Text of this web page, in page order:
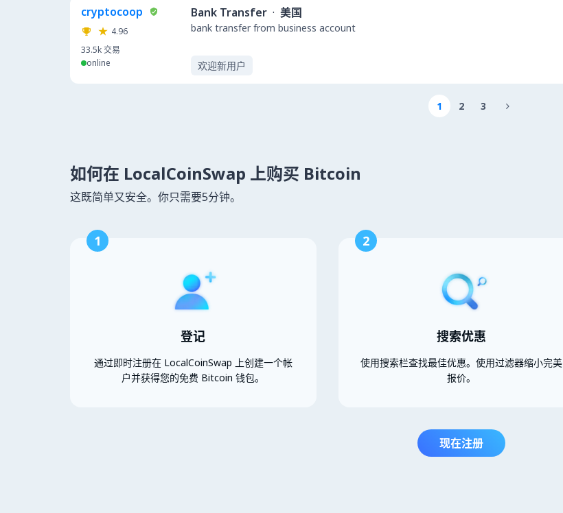
cryptocoop
4.96
33.5k交易
online
Bank Transfer · 美国
bank transfer from business account
欢迎新用户
1 2 3 
如何在 LocalCoinSwap 上购买 Bitcoin
这既简单又安全。你只需要5分钟。
1
登记
通过即时注册在 LocalCoinSwap 上创建一个帐
户并获得您的免费 Bitcoin 钱包。
2
搜索优惠
使用搜索栏查找最佳优惠。使用过滤器缩小完美
报价。
现在注册